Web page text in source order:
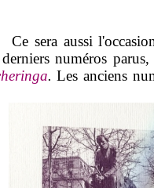
sera aussi l'occasion
numéros
.Les anciens